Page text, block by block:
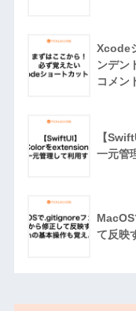
Xcode
ンデン
コメン
【
一元管
て反映